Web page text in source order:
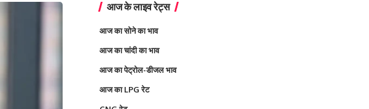
आज के लाइव रेट्स
आज का सोने का भाव
आज का चांदी का भाव
आज का पेट्रोल-डीजल भाव
आज का LPG रेट